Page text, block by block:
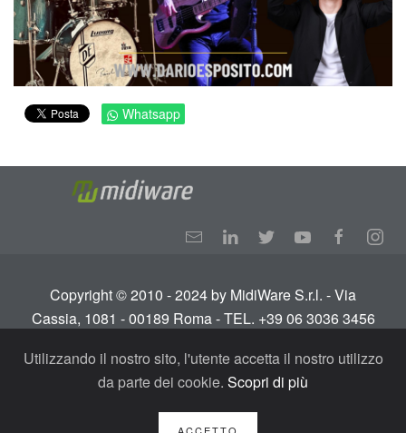
Whatsapp
Copyright © 2010 - 2024 by MidiWare S.r.l. - Via
Cassia, 1081 - 00189 Roma - TEL. +39 06 3036 3456
Tutti i diritti riservati.Termini e condizioni-Privacy
Policy - GDPR
Utilizzando il nostro sito, l'utente accetta il nostro utilizzo
da parte dei cookie. Scopri di più